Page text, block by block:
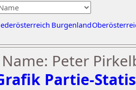
Burgenland
Peter
Partie-